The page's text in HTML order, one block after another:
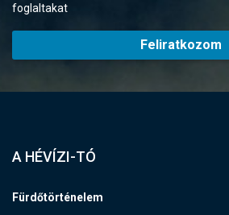
foglaltakat
Feliratkozom
A HÉVÍZI-TÓ
Fürdőtörténelem